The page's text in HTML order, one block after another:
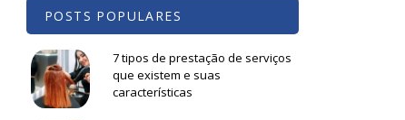
POSTS POPULARES
7 tipos de prestação de serviços
que existem e suas
características